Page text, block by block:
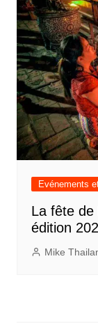
Evénements
La fête de
édition
Mike